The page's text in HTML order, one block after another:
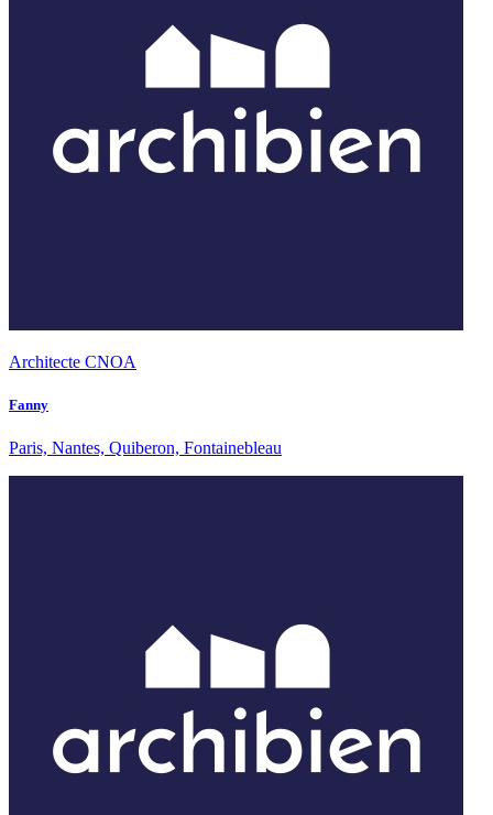
Architecte CNOA
Fanny
Paris, Nantes, Quiberon, Fontainebleau